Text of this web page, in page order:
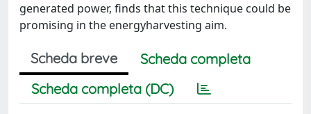
generated power, finds that this technique could be
promising in the energyharvesting aim.
Scheda breve
Scheda completa
Scheda completa (DC)